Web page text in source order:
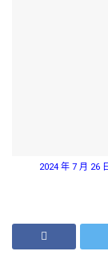
2024 年 7 月 26